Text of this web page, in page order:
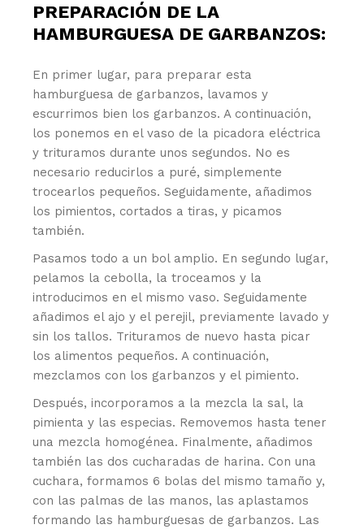
PREPARACIÓN DE LA
HAMBURGUESA DE GARBANZOS:
En primer lugar, para preparar esta
hamburguesa de garbanzos, lavamos y
escurrimos bien los garbanzos. A continuación,
los ponemos en el vaso de la picadora eléctrica
y trituramos durante unos segundos. No es
necesario reducirlos a puré, simplemente
trocearlos pequeños. Seguidamente, añadimos
los pimientos, cortados a tiras, y picamos
también.
Pasamos todo a un bol amplio. En segundo lugar,
pelamos la cebolla, la troceamos y la
introducimos en el mismo vaso. Seguidamente
añadimos el ajo y el perejil, previamente lavado y
sin los tallos. Trituramos de nuevo hasta picar
los alimentos pequeños. A continuación,
mezclamos con los garbanzos y el pimiento.
Después, incorporamos a la mezcla la sal, la
pimienta y las especias. Removemos hasta tener
una mezcla homogénea. Finalmente, añadimos
también las dos cucharadas de harina. Con una
cuchara, formamos 6 bolas del mismo tamaño y,
con las palmas de las manos, las aplastamos
formando las hamburguesas de garbanzos. Las